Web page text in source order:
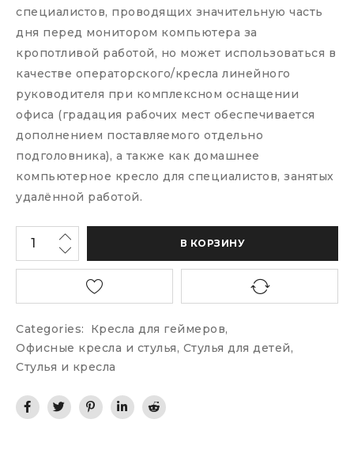
специалистов, проводящих значительную часть
дня перед монитором компьютера за
кропотливой работой, но может использоваться в
качестве операторского/кресла линейного
руководителя при комплексном оснащении
офиса (градация рабочих мест обеспечивается
дополнением поставляемого отдельно
подголовника), а также как домашнее
компьютерное кресло для специалистов, занятых
удалённой работой.
В КОРЗИНУ
Categories: Кресла для геймеров,
Офисные кресла и стулья, Стулья для детей,
Стулья и кресла